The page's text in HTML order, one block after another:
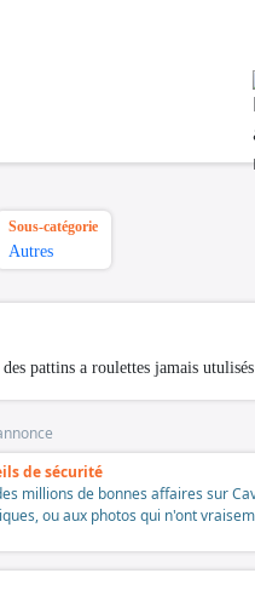
Sous-catégorie
Autres
pattins a roulettes jamais utulisés
de sécurité
millions de bonnes affaires sur
ou aux photos qui n'ont